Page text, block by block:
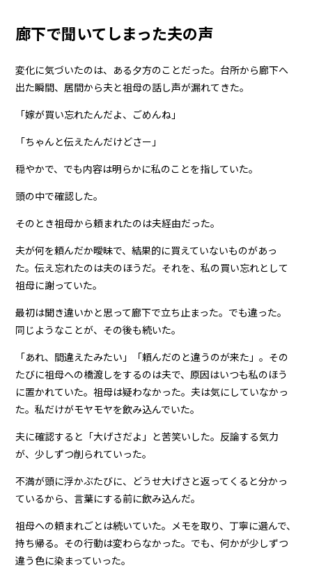
廊下で聞いてしまった夫の声
変化に気づいたのは、ある夕方のことだった。台所から廊下へ
出た瞬間、居間から夫と祖母の話し声が漏れてきた。
「嫁が買い忘れたんだよ、ごめんね」
「ちゃんと伝えたんだけどさー」
穏やかで、でも内容は明らかに私のことを指していた。
頭の中で確認した。
そのとき祖母から頼まれたのは夫経由だった。
夫が何を頼んだか曖昧で、結果的に買えていないものがあっ
た。伝え忘れたのは夫のほうだ。それを、私の買い忘れとして
祖母に謝っていた。
最初は聞き違いかと思って廊下で立ち止まった。でも違った。
同じようなことが、その後も続いた。
「あれ、間違えたみたい」「頼んだのと違うのが来た」。その
たびに祖母への橋渡しをするのは夫で、原因はいつも私のほう
に置かれていた。祖母は疑わなかった。夫は気にしていなかっ
た。私だけがモヤモヤを飲み込んでいた。
夫に確認すると「大げさだよ」と苦笑いした。反論する気力
が、少しずつ削られていった。
不満が頭に浮かぶたびに、どうせ大げさと返ってくると分かっ
ているから、言葉にする前に飲み込んだ。
祖母への頼まれごとは続いていた。メモを取り、丁寧に選んで、
持ち帰る。その行動は変わらなかった。でも、何かが少しずつ
違う色に染まっていった。